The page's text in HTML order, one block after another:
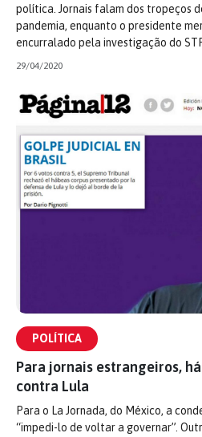
política. Jornais falam dos tropeços
pandemia, enquanto o presidente
encurralado pela investigação do
29/04/2020
POLÍTICA
Para jornais estrangeiros,
contra Lula
Para o La Jornada, do México, a
“impedi-lo de voltar a governar”.